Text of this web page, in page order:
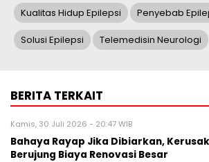
Kualitas Hidup Epilepsi Penyebab
Solusi Epilepsi Telemedisin Neurologi
BERITA TERKAIT
Kamis, 30 Juli 2026 - 20:47 WIB
Bahaya Rayap Jika Dibiarkan,
Berujung Biaya Renovasi Besar